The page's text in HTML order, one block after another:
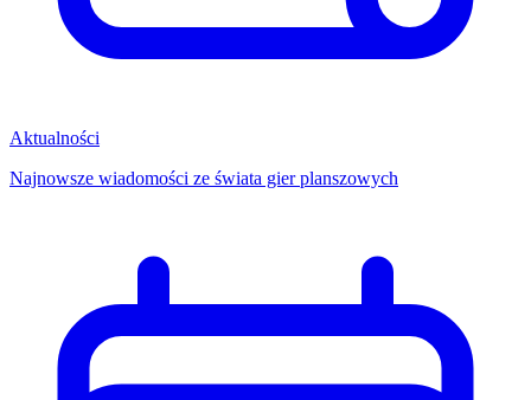
Aktualności
Najnowsze wiadomości ze świata gier planszowych